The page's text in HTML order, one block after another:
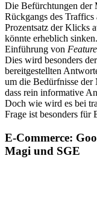
Die Befürchtungen der
Rückgangs des
Prozentsatz der Klicks
könnte erheblich
Einführung von
Dies wird besonders
bereitgestellten
um die Bedürfnisse der
dass rein informative
Doch wie wird es bei
Frage ist besonders für
E-Commerce:
Magi und SGE